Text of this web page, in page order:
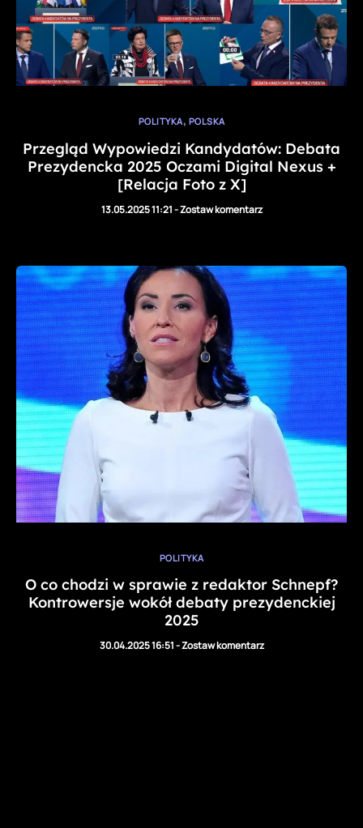
POLITYKA, POLSKA
Przegląd Wypowiedzi Kandydatów: Debata
Prezydencka 2025 Oczami Digital Nexus +
[Relacja Foto z X]
13.05.2025 11:21-Zostaw komentarz
POLITYKA
O co chodzi w sprawie z redaktor Schnepf?
Kontrowersje wokół debaty prezydenckiej
2025
30.04.2025 16:51-Zostaw komentarz